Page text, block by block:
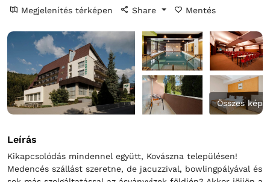
Megjelenítés térképen Share Mentés
Összes kép
Leírás
Kikapcsolódás mindennel együtt, Kovászna településen!
Medencés szállást szeretne, de jacuzzival, bowlingpályával és